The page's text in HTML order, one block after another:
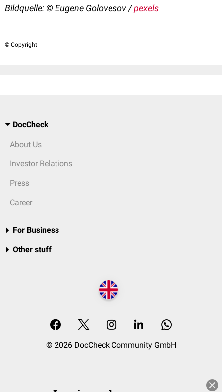
Bildquelle: © Eugene Golovesov /pexels
© Copyright
DocCheck
About Us
Investor Relations
Press
Career
For Business
Other stuff
© 2026 DocCheck Community GmbH